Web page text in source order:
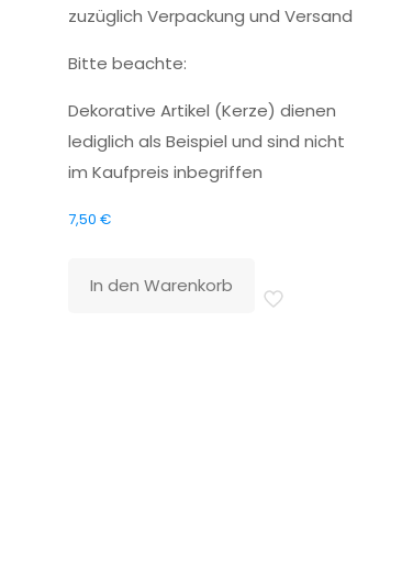
zuzüglich Verpackung und Versand
Bitte beachte:
Dekorative Artikel (Kerze) dienen
lediglich als Beispiel und sind nicht
im Kaufpreis inbegriffen
7,50 €
In den Warenkorb